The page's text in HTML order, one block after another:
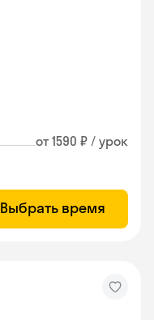
от 1590 ₽ / урок
Выбрать время